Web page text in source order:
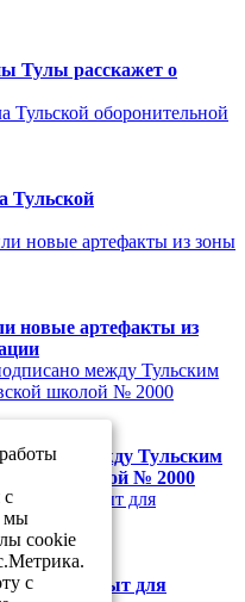
Тулы расскажет о
Тульской
новые артефакты из
между Тульским
школой № 2000
будет закрыт для
с
мы
cookie
с